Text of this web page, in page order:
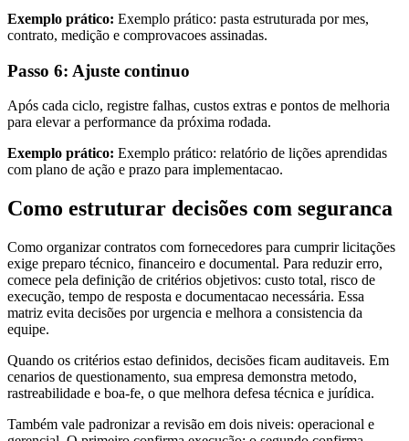
Exemplo prático: Exemplo prático: pasta estruturada por mes,
contrato, medição e comprovacoes assinadas.
Passo 6: Ajuste continuo
Após cada ciclo, registre falhas, custos extras e pontos de melhoria
para elevar a performance da próxima rodada.
Exemplo prático: Exemplo prático: relatório de lições aprendidas
com plano de ação e prazo para implementacao.
Como estruturar decisões com seguranca
Como organizar contratos com fornecedores para cumprir licitações
exige preparo técnico, financeiro e documental. Para reduzir erro,
comece pela definição de critérios objetivos: custo total, risco de
execução, tempo de resposta e documentacao necessária. Essa
matriz evita decisões por urgencia e melhora a consistencia da
equipe.
Quando os critérios estao definidos, decisões ficam auditaveis. Em
cenarios de questionamento, sua empresa demonstra metodo,
rastreabilidade e boa-fe, o que melhora defesa técnica e jurídica.
Também vale padronizar a revisão em dois niveis: operacional e